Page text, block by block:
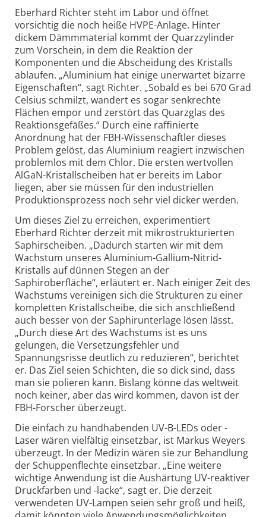
Eberhard Richter steht im Labor und öffnet
vorsichtig die noch heiße HVPE-Anlage. Hinter
dickem Dämmmaterial kommt der Quarzzylinder
zum Vorschein, in dem die Reaktion der
Komponenten und die Abscheidung des Kristalls
ablaufen. „Aluminium hat einige unerwartet bizarre
Eigenschaften“, sagt Richter. „Sobald es bei 670 Grad
Celsius schmilzt, wandert es sogar senkrechte
Flächen empor und zerstört das Quarzglas des
Reaktionsgefäßes.“ Durch eine raffinierte
Anordnung hat der FBH-Wissenschaftler dieses
Problem gelöst, das Aluminium reagiert inzwischen
problemlos mit dem Chlor. Die ersten wertvollen
AlGaN-Kristallscheiben hat er bereits im Labor
liegen, aber sie müssen für den industriellen
Produktionsprozess noch sehr viel dicker werden.
Um dieses Ziel zu erreichen, experimentiert
Eberhard Richter derzeit mit mikrostrukturierten
Saphirscheiben. „Dadurch starten wir mit dem
Wachstum unseres Aluminium-Gallium-Nitrid-
Kristalls auf dünnen Stegen an der
Saphiroberfläche“, erläutert er. Nach einiger Zeit des
Wachstums vereinigen sich die Strukturen zu einer
kompletten Kristallscheibe, die sich anschließend
auch besser von der Saphirunterlage lösen lässt.
„Durch diese Art des Wachstums ist es uns
gelungen, die Versetzungsfehler und
Spannungsrisse deutlich zu reduzieren“, berichtet
er. Das Ziel seien Schichten, die so dick sind, dass
man sie polieren kann. Bislang könne das weltweit
noch keiner, aber das wird kommen, davon ist der
FBH-Forscher überzeugt.
Die einfach zu handhabenden UV-B-LEDs oder -
Laser wären vielfältig einsetzbar, ist Markus Weyers
überzeugt. In der Medizin wären sie zur Behandlung
der Schuppenflechte einsetzbar. „Eine weitere
wichtige Anwendung ist die Aushärtung UV-reaktiver
Druckfarben und -lacke“, sagt er. Die derzeit
verwendeten UV-Lampen seien sehr groß und heiß,